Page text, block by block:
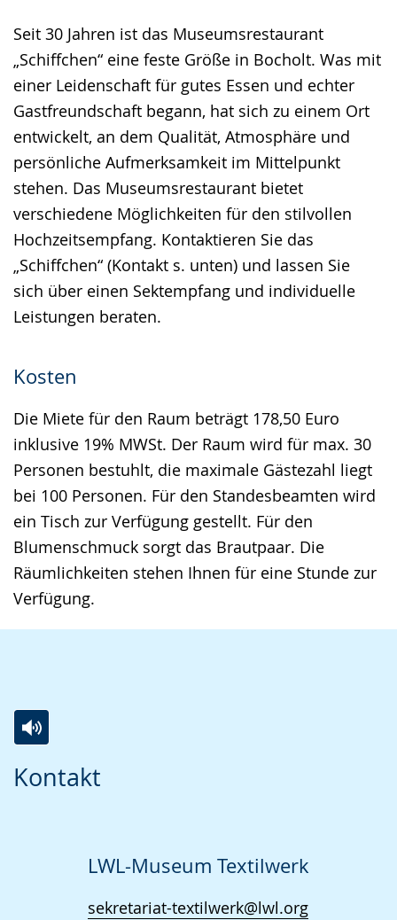
Seit 30 Jahren ist das Museumsrestaurant
„Schiffchen“ eine feste Größe in Bocholt. Was mit
einer Leidenschaft für gutes Essen und echter
Gastfreundschaft begann, hat sich zu einem Ort
entwickelt, an dem Qualität, Atmosphäre und
persönliche Aufmerksamkeit im Mittelpunkt
stehen. Das Museumsrestaurant bietet
verschiedene Möglichkeiten für den stilvollen
Hochzeitsempfang. Kontaktieren Sie das
„Schiffchen“ (Kontakt s. unten) und lassen Sie
sich über einen Sektempfang und individuelle
Leistungen beraten.
Kosten
Die Miete für den Raum beträgt 178,50 Euro
inklusive 19% MWSt. Der Raum wird für max. 30
Personen bestuhlt, die maximale Gästezahl liegt
bei 100 Personen. Für den Standesbeamten wird
ein Tisch zur Verfügung gestellt. Für den
Blumenschmuck sorgt das Brautpaar. Die
Räumlichkeiten stehen Ihnen für eine Stunde zur
Verfügung.
Kontakt
Leichten
Audio-
Video
GebärdenspracheLWL-Museum Textilwerk
sekretariat-textilwerk@lwl.org